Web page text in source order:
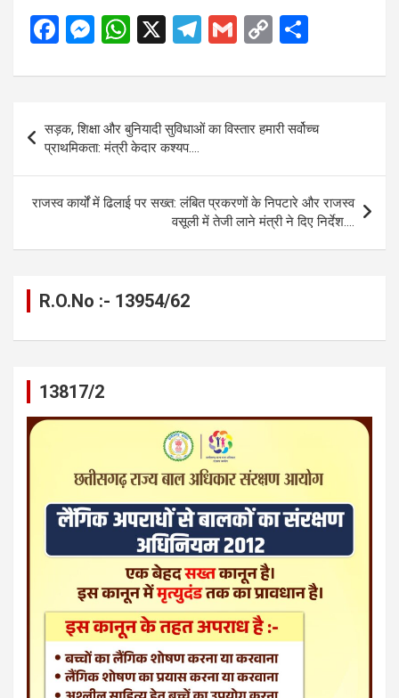
F
ce
o
o
k
M
se
g
er
W
at
s
A
p
p
X
T
e
gr
a
m
G
ail
C
py
Li
n
k
ar
navigation
सड़क, शिक्षा और बुनियादी सुविधाओं का विस्तार हमारी सर्वोच्च
प्राथमिकता: मंत्री केदार कश्यप….
राजस्व कार्यों में ढिलाई पर सख्त: लंबित प्रकरणों के निपटारे और राजस्व
वसूली में तेजी लाने मंत्री ने दिए निर्देश….
R.O.No :- 13954/62
13817/2